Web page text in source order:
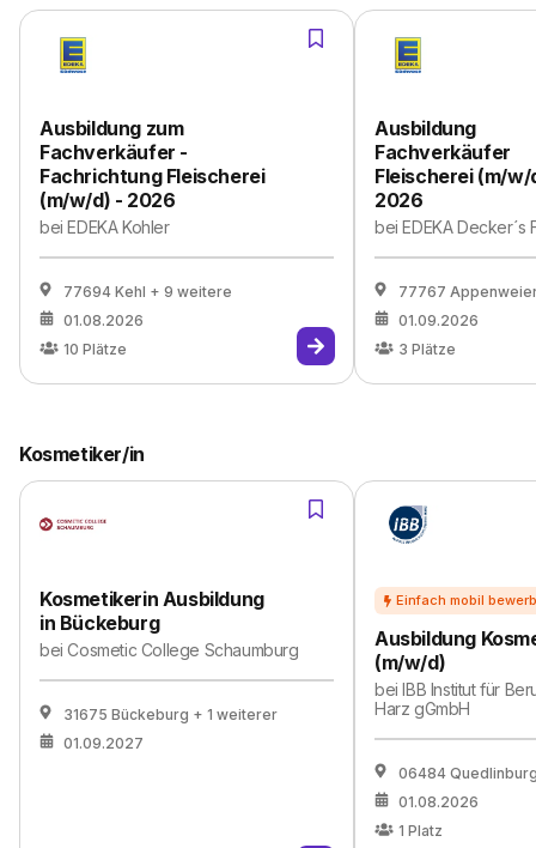
Ausbildung zum
Fachverkäufer -
Fachrichtung Fleischerei
(m/w/d) - 2026
beiEDEKA Kohler
77694 Kehl + 9 weitere
01.08.2026
10 Plätze
Ausbildung
Fachverkäufer
Fleischerei (m/w/
2026
beiEDEKA Decker´s
77767
01.09.2026
3 Plätze
Kosmetiker/in
Kosmetikerin Ausbildung
in Bückeburg
beiCosmetic College Schaumburg
31675 Bückeburg + 1 weiterer
01.09.2027
Ausbildung
(m/w/d)
beiIBB Institut für
Harz gGmbH
06484
01.08.2026
1 Platz